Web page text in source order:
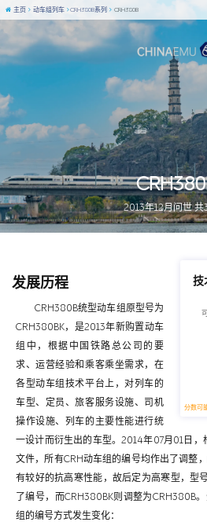
2013年12月问世 共
主页 动车组列车 CRH380B系列 CRH380B
技
分数可
发展历程
CRH380B统型动车组原型号为
CRH380BK，是2013年新购置动车
组中，根据中国铁路总公司的要
求、运营经验和乘客乘坐需求，在
各型动车组技术平台上，对列车的
车型、定员、旅客服务设施、司机
操作设施、列车的主要性能进行统
一设计而衍生出的车型。2014年07月01日，
文件，所有CRH动车组的编号均作出了调整
有较好的抗高寒性能，故后定为高寒型，型
了编号，而CRH380BK则调整为CRH380B
组的编号方式发生变化：